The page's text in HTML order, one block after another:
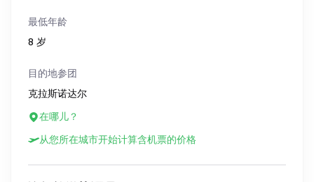
最低年龄
8 岁
目的地参团
克拉斯诺达尔
在哪儿？
从您所在城市开始计算含机票的价格